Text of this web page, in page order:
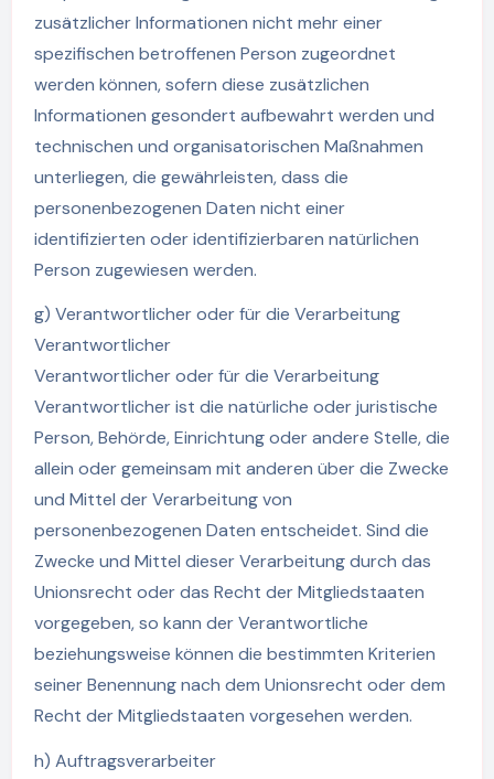
zusätzlicher Informationen nicht mehr einer
spezifischen betroffenen Person zugeordnet
werden können, sofern diese zusätzlichen
Informationen gesondert aufbewahrt werden und
technischen und organisatorischen Maßnahmen
unterliegen, die gewährleisten, dass die
personenbezogenen Daten nicht einer
identifizierten oder identifizierbaren natürlichen
Person zugewiesen werden.
g) Verantwortlicher oder für die Verarbeitung
Verantwortlicher
Verantwortlicher oder für die Verarbeitung
Verantwortlicher ist die natürliche oder juristische
Person, Behörde, Einrichtung oder andere Stelle, die
allein oder gemeinsam mit anderen über die Zwecke
und Mittel der Verarbeitung von
personenbezogenen Daten entscheidet. Sind die
Zwecke und Mittel dieser Verarbeitung durch das
Unionsrecht oder das Recht der Mitgliedstaaten
vorgegeben, so kann der Verantwortliche
beziehungsweise können die bestimmten Kriterien
seiner Benennung nach dem Unionsrecht oder dem
Recht der Mitgliedstaaten vorgesehen werden.
h) Auftragsverarbeiter